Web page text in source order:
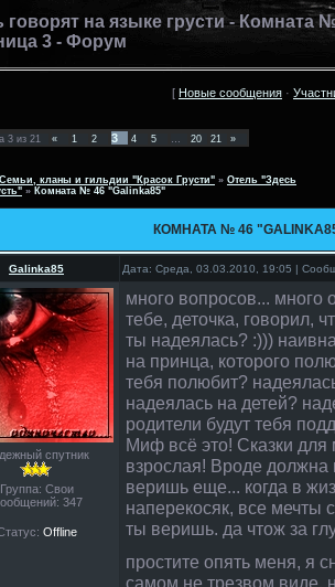
говорят на языке грусти - Комната
3 - Форум
[ Новые сообщения ·
3 из 21 « 1 2 3 4 5 20 21 »
Семьи, кланы и гильдии "Красок Грусти" » Отель "Здесь
» Комната № 46 "Galinka85"
КОМНАТА № 46
Galinka85 Дата: Среда, 03.03.2010, 19:05 |
спутник
Группа: Свои
347
Offline
много вопросов... много
тебе, деточка, говорил,
ты надеялась? :)))
на принца, которого
тебя полюбит?
надеялась на детей?
родители будут тебя
Миф всё это! Сказки для
взрослая! Вроде
веришь еще... когда в
наперекосяк, все мечты
ты веришь. да чтож за
простите опять меня, я
самом не трезвом виде.